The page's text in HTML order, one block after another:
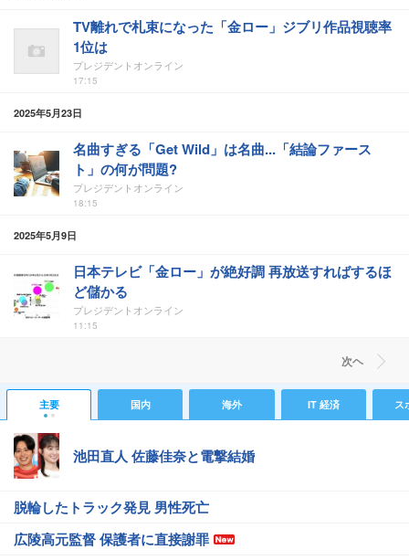
TV離れで札束になった「金ロー」ジブリ作品視聴率
1位は
プレジデントオンライン
17:15
2025年5月23日
名曲すぎる「Get Wild」は名曲...「結論ファース
ト」の何が問題?
プレジデントオンライン
18:15
2025年5月9日
日本テレビ「金ロー」が絶好調 再放送すればするほ
ど儲かる
プレジデントオンライン
11:15
次ヘ
主要 国内 海外 IT 経済 ス
池田直人 佐藤佳奈と電撃結婚
脱輪したトラック発見 男性死亡
広陵高元監督 保護者に直接謝罪